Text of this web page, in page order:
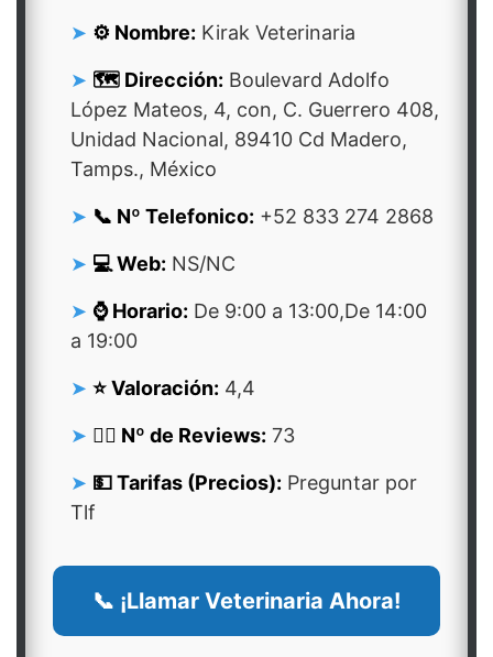
⚙️ Nombre: Kirak Veterinaria
🗺️ Dirección: Boulevard Adolfo
López Mateos, 4, con, C. Guerrero 408,
Unidad Nacional, 89410 Cd Madero,
Tamps., México
📞 Nº Telefonico: +52 833 274 2868
💻 Web: NS/NC
⌚ Horario: De 9:00 a 13:00,De 14:00
a 19:00
⭐ Valoración: 4,4
👍🏻 Nº de Reviews: 73
💵 Tarifas (Precios): Preguntar por
Tlf
📞 ¡Llamar Veterinaria Ahora!